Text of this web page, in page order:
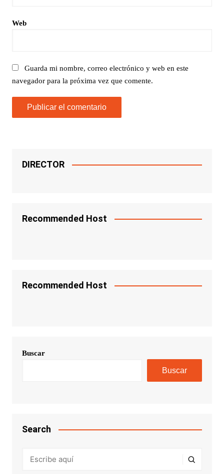
Web
Guarda mi nombre, correo electrónico y web en este
navegador para la próxima vez que comente.
DIRECTOR
Recommended Host
Recommended Host
Buscar
Buscar
Search